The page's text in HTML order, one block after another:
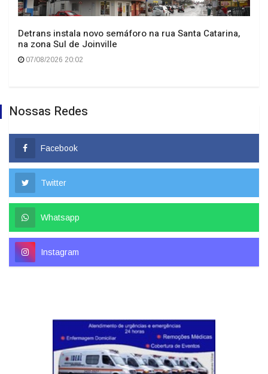
Detrans instala novo semáforo na rua Santa Catarina,
na zona Sul de Joinville
07/08/2026 20:02
Nossas Redes
Facebook
Twitter
Whatsapp
Instagram